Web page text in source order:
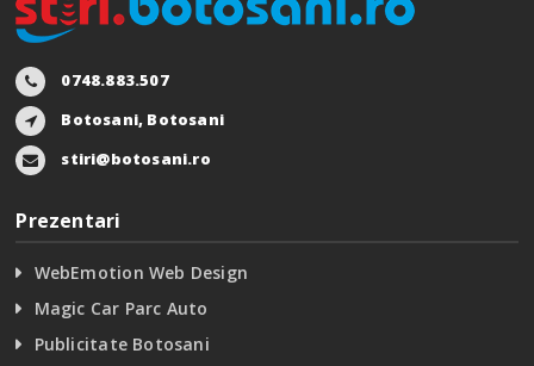
0748.883.507
Botosani, Botosani
stiri@botosani.ro
Prezentari
WebEmotion Web Design
Magic Car Parc Auto
Publicitate Botosani